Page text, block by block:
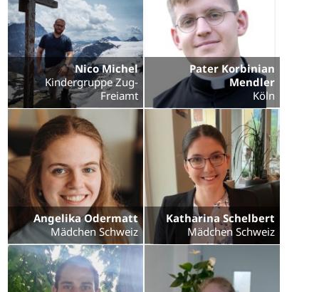
Nico Michel
Kindergruppe Zug-
Freiamt
Pater Korbinian
Mendler
Köln
Angelika Odermatt
Mädchen Schweiz
Katharina Schelbert
Mädchen Schweiz